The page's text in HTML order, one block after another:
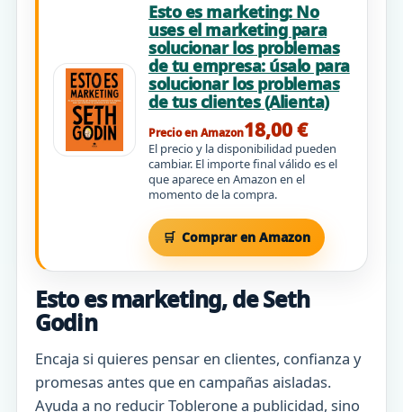
Esto es marketing: No
uses el marketing para
solucionar los problemas
de tu empresa: úsalo para
solucionar los problemas
de tus clientes (Alienta)
Precio en Amazon18,00 €
El precio y la disponibilidad pueden
cambiar. El importe final válido es el
que aparece en Amazon en el
momento de la compra.
Comprar en Amazon
Esto es marketing, de Seth
Godin
Encaja si quieres pensar en clientes, confianza y
promesas antes que en campañas aisladas.
Ayuda a no reducir Toblerone a publicidad, sino